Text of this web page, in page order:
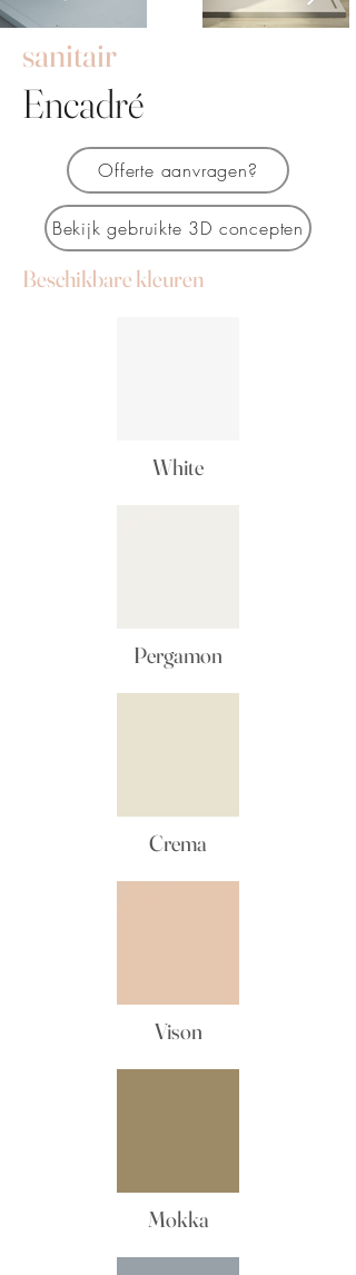
sanitair
Encadré
Offerte aanvragen?
Bekijk gebruikte 3D concepten
Beschikbare kleuren
White
Pergamon
Crema
Vison
Mokka